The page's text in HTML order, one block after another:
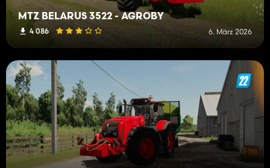
MTZ BELARUS 3522 - AGROBY
4 086 6. März 2026